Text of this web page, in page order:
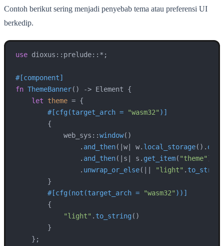
Contoh berikut sering menjadi penyebab tema atau preferensi UI
berkedip.
use dioxus::prelude::*;
#[component]
fn ThemeBanner() -> Element {
let
theme = {
#[cfg(target_arch =
"wasm32" )]
        {
            web_sys::
window()
                .
and_then(|w| w. local_storage(). ok
                .
and_then(|s| s. get_item( "theme" ).
                .
unwrap_or_else(|| "light" . to_string
        }
#[cfg(not(target_arch =
"wasm32" ))]
        {
"light" . to_string ()
        }
    };